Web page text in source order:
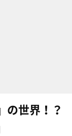
の世界！？